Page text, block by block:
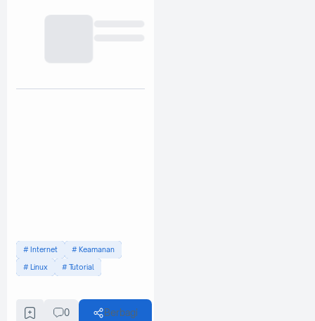
Internet Keamanan
Linux Tutorial
0 Berbagi